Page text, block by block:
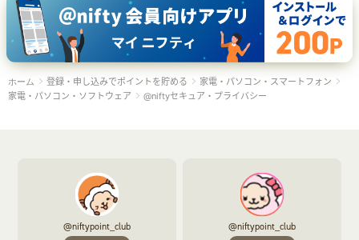
ホーム 登録・申し込みでポイントを貯める
家電・パソコン・スマートフォン
家電・パソコン・ソフトウェア
@niftyセキュア・プライバシー
@niftypoint_club @niftypoint_club